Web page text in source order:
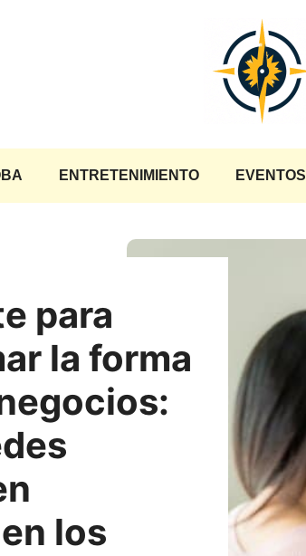
ENTRETENIMIENTO EVENTOS
para
la forma
los